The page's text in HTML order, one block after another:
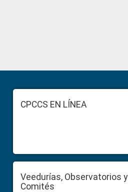
Sidebar
FooterCPCCS EN LÍNEA
Veedurías, Observatorios y
Comités